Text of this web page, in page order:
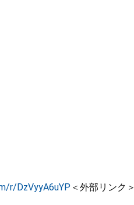
r/DzVyyA6uYP ＜外部リンク＞